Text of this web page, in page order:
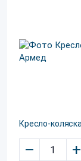
Кресло-
– +